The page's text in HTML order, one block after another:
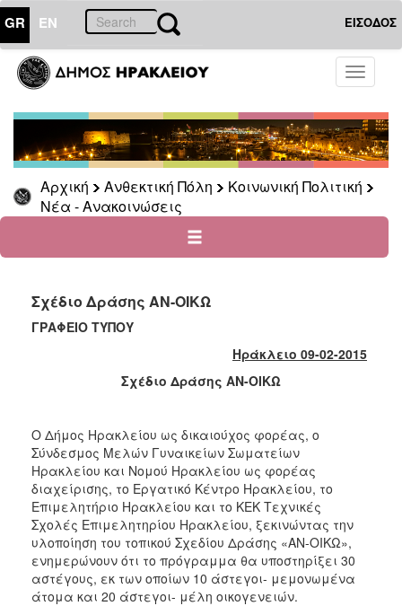
GR EN ΕΙΣΟΔΟΣ
Toggle
Αρχική Ανθεκτική Πόλη
Κοινωνική Πολιτική
Νέα - Ανακοινώσεις
ΑΝΘΕΚΤΙΚΗ
ΠΟΛΗ
Κοινωνική
Πολιτική
Νέα
-
Ανακοινώσεις
Παροχές
Οικονομική
Αδυναμία
&
Φροντίδας
(Κ.Α.Π.Η.)
Κέντρα
Δημιουργικής
Απασχόλησης
Παιδιών
(Κ.Δ.Α.Π.)
Κέντρα
Ημερήσιας
Σχέδιο Δράσης ΑΝ-ΟΙΚΩ
ΓΡΑΦΕΙΟ ΤΥΠΟΥ
Ηράκλειο 09-02-2015
Σχέδιο Δράσης ΑΝ-ΟΙΚΩ
Ο Δήμος Ηρακλείου ως δικαιούχος φορέας, ο
Σύνδεσμος Μελών Γυναικείων Σωματείων
Ηρακλείου και Νομού Ηρακλείου ως φορέας
διαχείρισης, το Εργατικό Κέντρο Ηρακλείου, το
Επιμελητήριο Ηρακλείου και το ΚΕΚ Τεχνικές
Σχολές Επιμελητηρίου Ηρακλείου, ξεκινώντας την
υλοποίηση του τοπικού Σχεδίου Δράσης «ΑΝ-ΟΙΚΩ»,
ενημερώνουν ότι το πρόγραμμα θα υποστηρίξει 30
αστέγους, εκ των οποίων 10 άστεγοι- μεμονωμένα
άτομα και 20 άστεγοι- μέλη οικογενειών.